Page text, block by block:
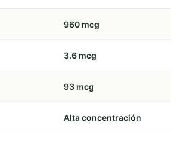
960 mcg
3.6 mcg
93 mcg
Alta concentración